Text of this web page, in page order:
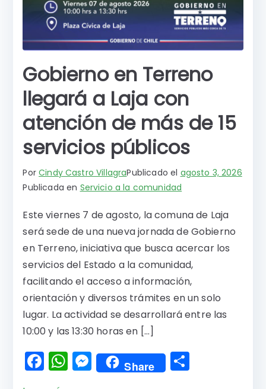
Gobierno en Terreno
llegará a Laja con
atención de más de 15
servicios públicos
PorCindy Castro VillagraPublicado el agosto 3, 2026
Publicada en Servicio a la comunidad
Este viernes 7 de agosto, la comuna de Laja
será sede de una nueva jornada de Gobierno
en Terreno, iniciativa que busca acercar los
servicios del Estado a la comunidad,
facilitando el acceso a información,
orientación y diversos trámites en un solo
lugar. La actividad se desarrollará entre las
10:00 y las 13:30 horas en […]
F W M
e
Share